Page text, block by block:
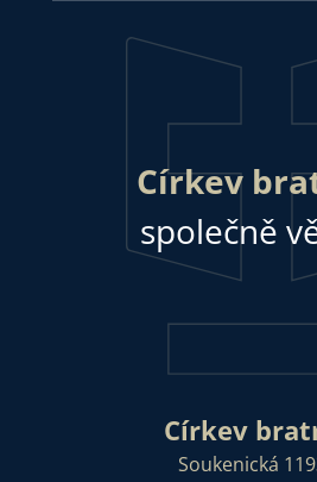
Církev
společně
Církev
Soukenická